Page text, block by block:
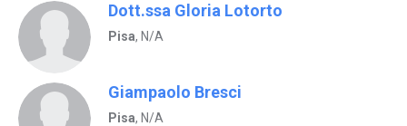
Dott.ssa Gloria Lotorto
Pisa, N/A
Giampaolo Bresci
Pisa, N/A